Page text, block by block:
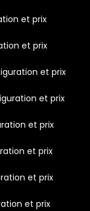
et prix
et prix
et prix
et prix
et prix
et prix
et prix
et prix